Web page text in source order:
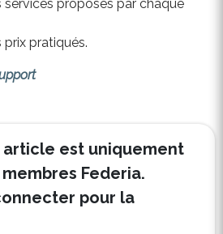
services proposés par chaque
prix pratiqués.
est uniquement
Federia.
pour la